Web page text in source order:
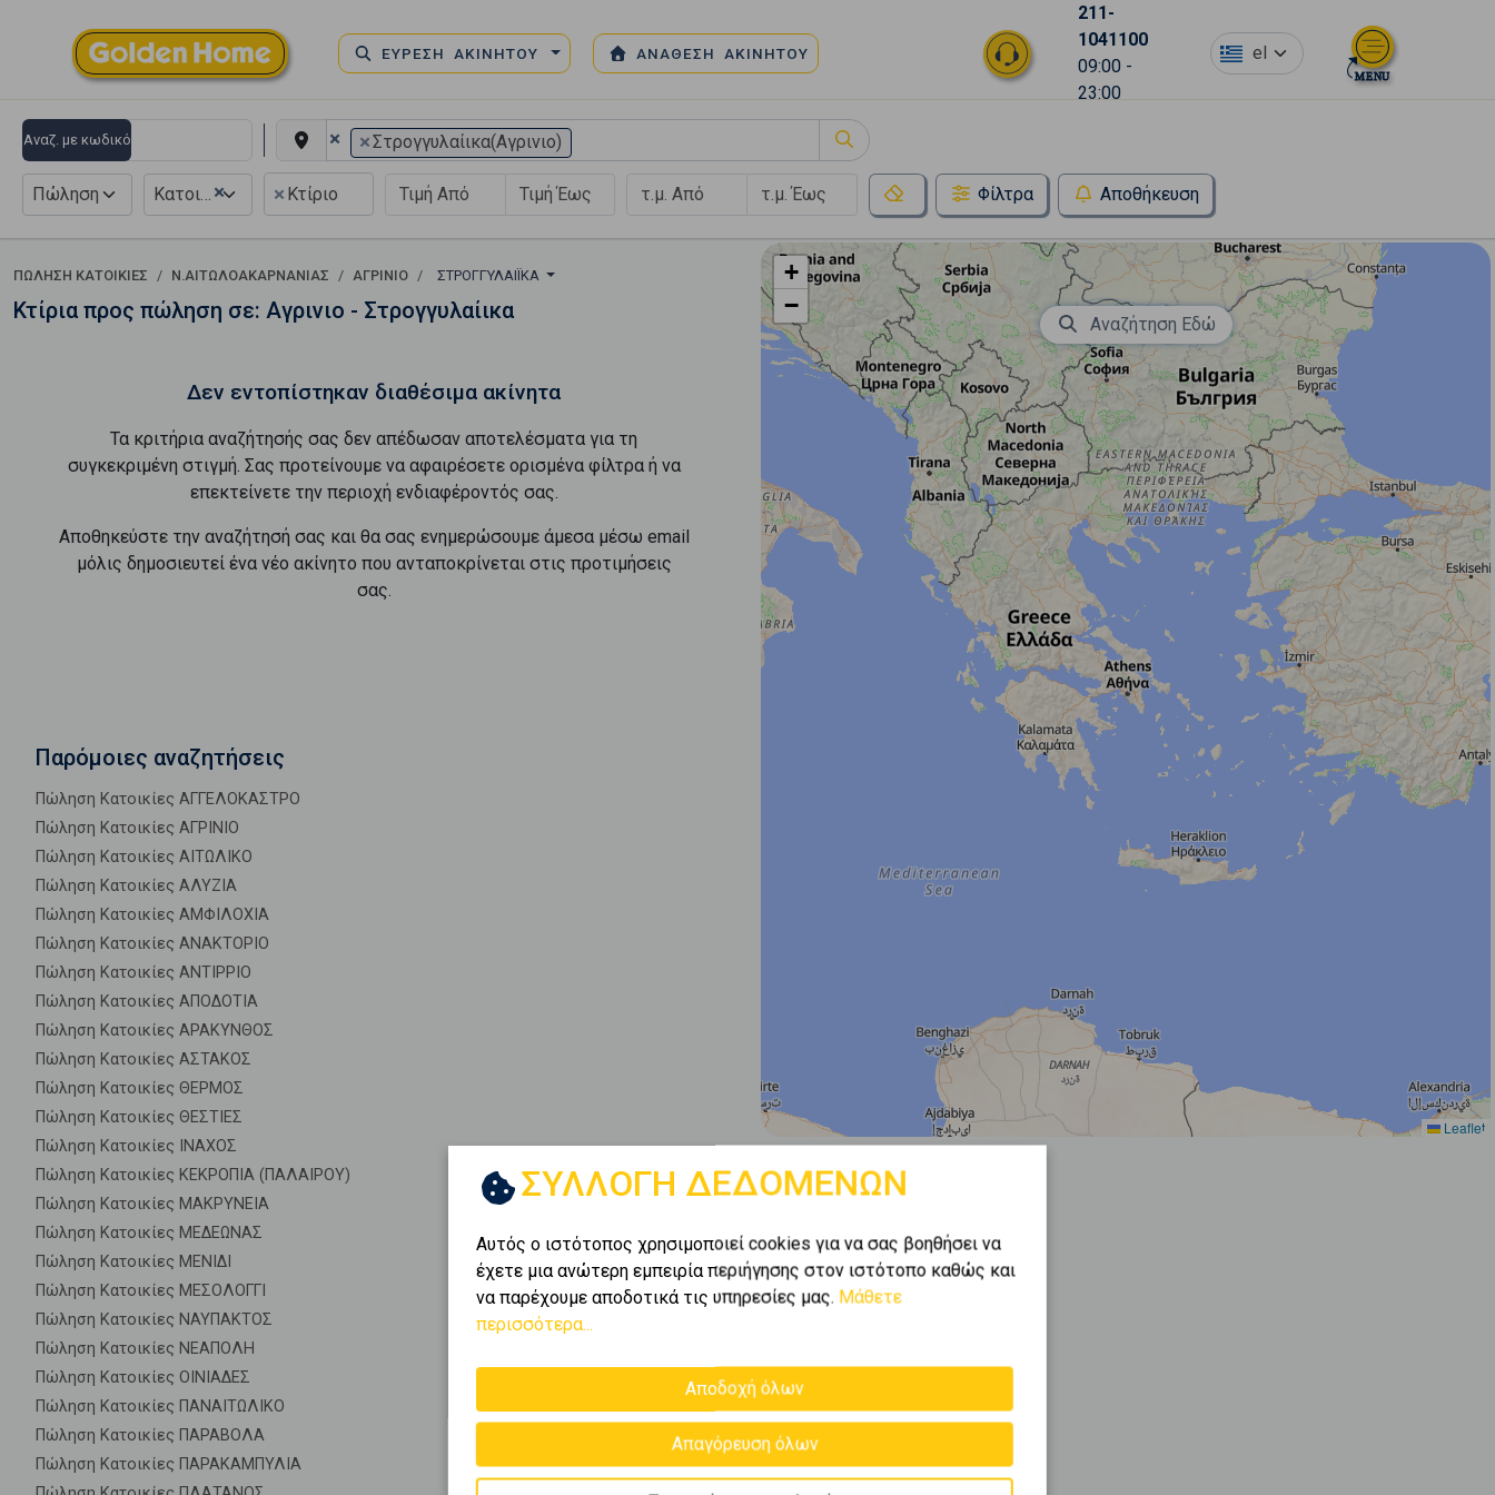
ΕΥΡΕΣΗ ΑΚΙΝΗΤΟΥ ΑΝΑΘΕΣΗ ΑΚΙΝΗΤΟΥ
211-
1041100
09:00 -
23:00
el
Αναζ. με κωδικό × ×Στρογγυλαίικα(Αγρινιο)
Πώληση ×
Κατοικία × Κτίριο Φίλτρα Αποθήκευση
ΠΏΛΗΣΗ ΚΑΤΟΙΚΊΕΣ Ν.ΑΙΤΩΛΟΑΚΑΡΝΑΝΙΑΣ ΑΓΡΙΝΙΟ ΣΤΡΟΓΓΥΛΑΊΙΚΑ
Κτίρια προς πώληση σε: Αγρινιο - Στρογγυλαίικα
Δεν εντοπίστηκαν διαθέσιμα ακίνητα
Τα κριτήρια αναζήτησής σας δεν απέδωσαν αποτελέσματα για τη
συγκεκριμένη στιγμή. Σας προτείνουμε να αφαιρέσετε ορισμένα φίλτρα ή να
επεκτείνετε την περιοχή ενδιαφέροντός σας.
Αποθηκεύστε την αναζήτησή σας και θα σας ενημερώσουμε άμεσα μέσω email
μόλις δημοσιευτεί ένα νέο ακίνητο που ανταποκρίνεται στις προτιμήσεις
σας.
Παρόμοιες αναζητήσεις
Πώληση Κατοικίες ΑΓΓΕΛΟΚΑΣΤΡΟ
Πώληση Κατοικίες ΑΓΡΙΝΙΟ
Πώληση Κατοικίες ΑΙΤΩΛΙΚΟ
Πώληση Κατοικίες ΑΛΥΖΙΑ
Πώληση Κατοικίες ΑΜΦΙΛΟΧΙΑ
Πώληση Κατοικίες ΑΝΑΚΤΟΡΙΟ
Πώληση Κατοικίες ΑΝΤΙΡΡΙΟ
Πώληση Κατοικίες ΑΠΟΔΟΤΙΑ
Πώληση Κατοικίες ΑΡΑΚΥΝΘΟΣ
Πώληση Κατοικίες ΑΣΤΑΚΟΣ
Πώληση Κατοικίες ΘΕΡΜΟΣ
Πώληση Κατοικίες ΘΕΣΤΙΕΣ
Πώληση Κατοικίες ΙΝΑΧΟΣ
Πώληση Κατοικίες ΚΕΚΡΟΠΙΑ (ΠΑΛΑΙΡΟΥ)
Πώληση Κατοικίες ΜΑΚΡΥΝΕΙΑ
Πώληση Κατοικίες ΜΕΔΕΩΝΑΣ
Πώληση Κατοικίες ΜΕΝΙΔΙ
Πώληση Κατοικίες ΜΕΣΟΛΟΓΓΙ
Πώληση Κατοικίες ΝΑΥΠΑΚΤΟΣ
Πώληση Κατοικίες ΝΕΑΠΟΛΗ
Πώληση Κατοικίες ΟΙΝΙΑΔΕΣ
Πώληση Κατοικίες ΠΑΝΑΙΤΩΛΙΚΟ
Πώληση Κατοικίες ΠΑΡΑΒΟΛΑ
Πώληση Κατοικίες ΠΑΡΑΚΑΜΠΥΛΙΑ
+
−
Leaflet
Αναζήτηση Εδώ
ΣΥΛΛΟΓΗ ΔΕΔΟΜΕΝΩΝ
Αυτός ο ιστότοπος χρησιμοποιεί cookies για να σας βοηθήσει να
έχετε μια ανώτερη εμπειρία περιήγησης στον ιστότοπο καθώς και
να παρέχουμε αποδοτικά τις υπηρεσίες μας. Μάθετε
περισσότερα...
Αποδοχή όλων
Απαγόρευση όλων